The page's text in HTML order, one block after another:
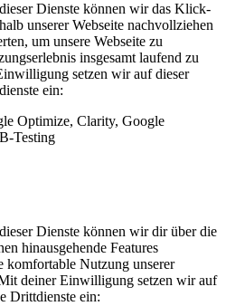
Dienste können wir das Klick-
unserer Webseite nachvollziehen
um unsere Webseite zu
insgesamt laufend zu
setzen wir auf dieser
ein:
Optimize, Clarity, Google
Testing
Dienste können wir dir über die
hinausgehende Features
komfortable Nutzung unserer
deiner Einwilligung setzen wir auf
Drittdienste ein: